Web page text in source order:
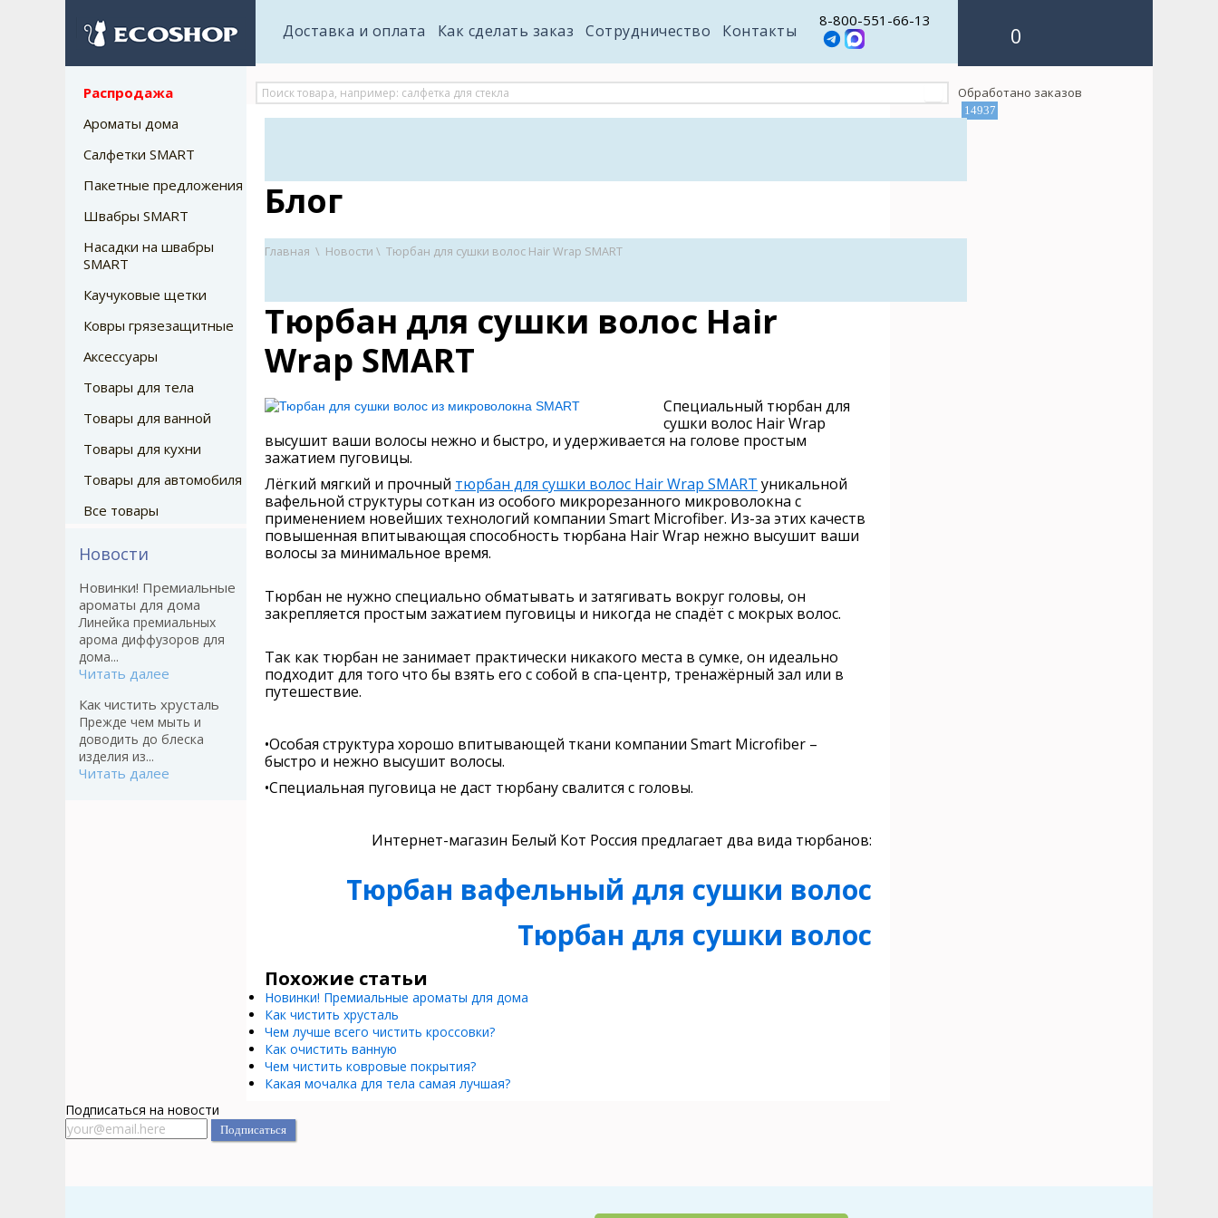
Доставка и оплата Как сделать заказ Сотрудничество Контакты
8-800-551-66-13
0
Распродажа
Ароматы дома
Салфетки SMART
Пакетные предложения
Швабры SMART
Насадки на швабры
SMART
Каучуковые щетки
Ковры грязезащитные
Аксессуары
Товары для тела
Товары для ванной
Товары для кухни
Товары для автомобиля
Все товары
Новости
Новинки! Премиальные
ароматы для дома
Линейка премиальных
арома диффузоров для
дома...
Читать далее
Как чистить хрусталь
Прежде чем мыть и
доводить до блеска
изделия из...
Читать далее
Обработано заказов
14937
Блог
Главная \ Новости \ Тюрбан для сушки волос Hair Wrap SMART
Тюрбан для сушки волос Hair
Wrap SMART
Специальный тюрбан для
сушки волос Hair Wrap
высушит ваши волосы нежно и быстро, и удерживается на голове простым
зажатием пуговицы.
Лёгкий мягкий и прочный тюрбан для сушки волос Hair Wrap SMART уникальной
вафельной структуры соткан из особого микрорезанного микроволокна с
применением новейших технологий компании Smart Microfiber. Из-за этих качеств
повышенная впитывающая способность тюрбана Hair Wrap нежно высушит ваши
волосы за минимальное время.
Тюрбан не нужно специально обматывать и затягивать вокруг головы, он
закрепляется простым зажатием пуговицы и никогда не спадёт с мокрых волос.
Так как тюрбан не занимает практически никакого места в сумке, он идеально
подходит для того что бы взять его с собой в спа-центр, тренажёрный зал или в
путешествие.
•Особая структура хорошо впитывающей ткани компании Smart Microfiber –
быстро и нежно высушит волосы.
•Специальная пуговица не даст тюрбану свалится с головы.
Интернет-магазин Белый Кот Россия предлагает два вида тюрбанов:
Тюрбан вафельный для сушки волос
Тюрбан для сушки волос
Похожие статьи
Новинки! Премиальные ароматы для дома
Как чистить хрусталь
Чем лучше всего чистить кроссовки?
Как очистить ванную
Чем чистить ковровые покрытия?
Какая мочалка для тела самая лучшая?
Подписаться на новости